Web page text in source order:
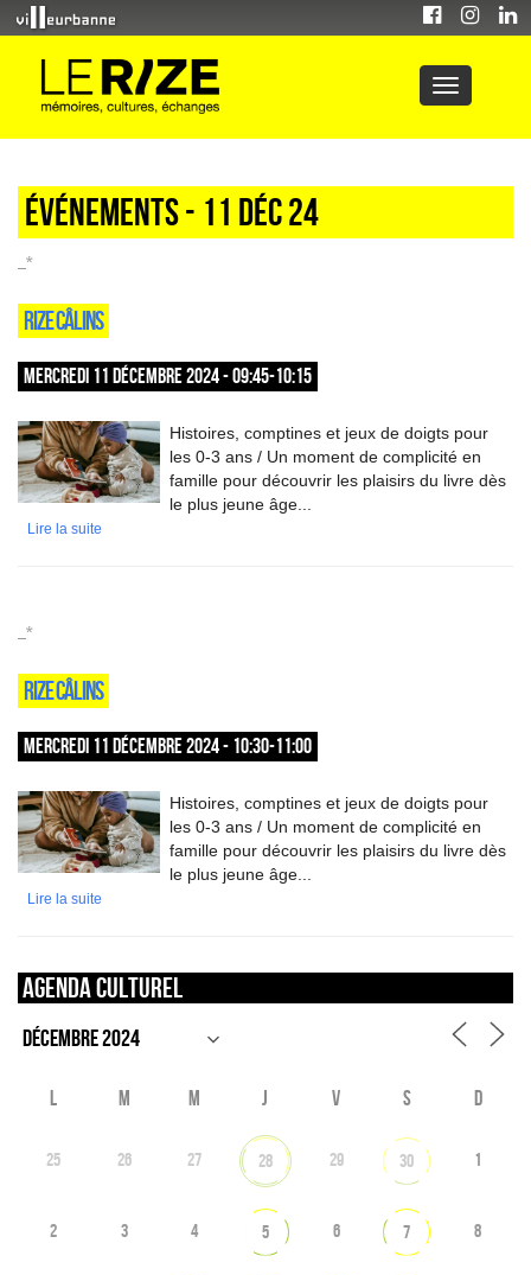
Événements - 11 Déc 24
_*
RIZE CÂLINS
MERCREDI 11 DÉCEMBRE 2024 - 09:45-10:15
Histoires, comptines et jeux de doigts pour
les 0-3 ans / Un moment de complicité en
famille pour découvrir les plaisirs du livre dès
le plus jeune âge...
Lire la suite
_*
RIZE CÂLINS
MERCREDI 11 DÉCEMBRE 2024 - 10:30-11:00
Histoires, comptines et jeux de doigts pour
les 0-3 ans / Un moment de complicité en
famille pour découvrir les plaisirs du livre dès
le plus jeune âge...
Lire la suite
Agenda culturel
L M M J V S D
25 26 27 28 29 30 1
2 3 4 5 6 7 8